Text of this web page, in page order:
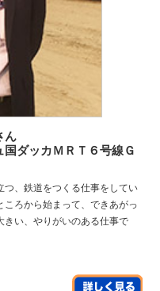
ん
ダッカＭＲＴ６号線Ｇ
つ、鉄道をつくる仕事をしてい
ころから始まって、できあがっ
きい、やりがいのある仕事で